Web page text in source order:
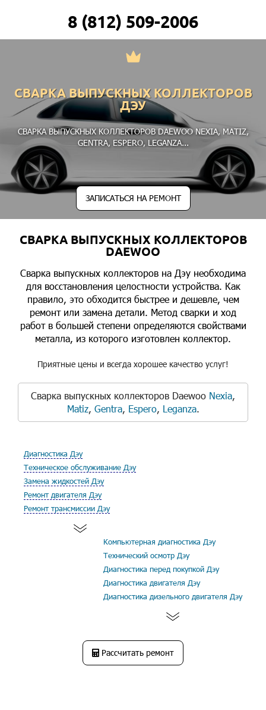
8 (812) 509-2006
СВАРКА ВЫПУСКНЫХ КОЛЛЕКТОРОВ
ДЭУ
СВАРКА ВЫПУСКНЫХ КОЛЛЕКТОРОВ DAEWOONEXIA, MATIZ,
GENTRA, ESPERO, LEGANZA...
ЗАПИСАТЬСЯ НА РЕМОНТ
СВАРКА ВЫПУСКНЫХ КОЛЛЕКТОРОВ
DAEWOO
Сварка выпускных коллекторов на Дэу необходима
для восстановления целостности устройства. Как
правило, это обходится быстрее и дешевле, чем
ремонт или замена детали. Метод сварки и ход
работ в большей степени определяются свойствами
металла, из которого изготовлен коллектор.
Приятные цены и всегда хорошее качество услуг!
Сварка выпускных коллекторов Daewoo Nexia,
Matiz, Gentra, Espero, Leganza.
Диагностика Дэу
Техническое обслуживание Дэу
Замена жидкостей Дэу
Ремонт двигателя Дэу
Ремонт трансмиссии Дэу
Компьютерная диагностика Дэу
Технический осмотр Дэу
Диагностика перед покупкой Дэу
Диагностика двигателя Дэу
Диагностика дизельного двигателя Дэу
Рассчитать ремонт